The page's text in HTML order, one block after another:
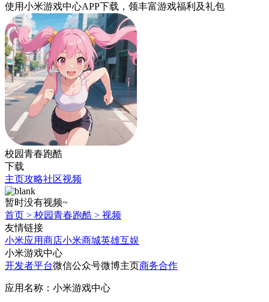
使用小米游戏中心APP下载 ，领丰富游戏福利 及礼包
校园青春跑酷
下载
主页攻略社区视频
暂时没有视频~
首页 > 校园青春跑酷 > 视频
友情链接
小米应用商店小米商城英雄互娱
小米游戏中心
开发者平台微信公众号微博主页商务合作
应用名称：小米游戏中心